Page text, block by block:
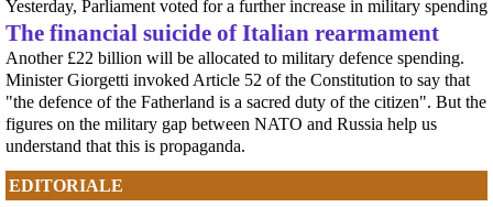
[News] Armi nucleari ad Aviano, cosa ha deciso oggi il GIP
Il Giudice per le Indagini Preliminari del Tribunale di Pordenone ha deciso di
riservarsi sulla richiesta di opposizione all’archiviazione presentata da un
gruppo di cittadini e associazioni riguardo alla presenza di armi nucleari
statunitensi nella base USAF di Aviano. L’attesa decisi
[News] Parte in Finlandia la manifestazione contro il riarmo europeo
Helsinki, mobilitazione contro il riarmo europeo: “Welfare, not warfare”Anche
in Finlandia, oggi 14 giugno 2026, cittadini e organizzazioni pacifiste stanno
scendendo in piazza contro il riarmo, in collegamento con le proteste in
tutta Europa (Madrid, Bruxelles e altre città)
[News] Oggi in Spagna mobilitazione contro il riarmo, in questi minuti sta
Yesterday, Parliament voted for a further increase in military spending
The financial suicide of Italian rearmament
Another £22 billion will be allocated to military defence spending.
Minister Giorgetti invoked Article 52 of the Constitution to say that
"the defence of the Fatherland is a sacred duty of the citizen". But the
figures on the military gap between NATO and Russia help us
understand that this is propaganda.
EDITORIALE